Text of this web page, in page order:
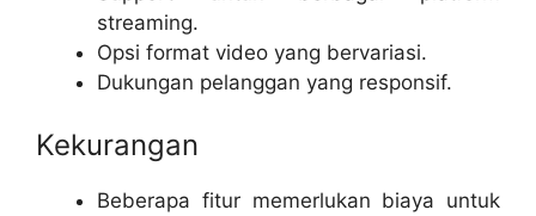
streaming.
Opsi format video yang bervariasi.
Dukungan pelanggan yang responsif.
Kekurangan
Beberapa fitur memerlukan biaya untuk